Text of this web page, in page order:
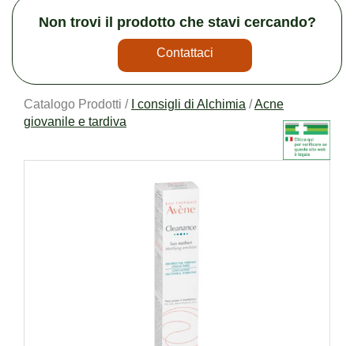
Non trovi il prodotto che stavi cercando?
Contattaci
Catalogo Prodotti / I consigli di Alchimia /Acne
giovanile e tardiva